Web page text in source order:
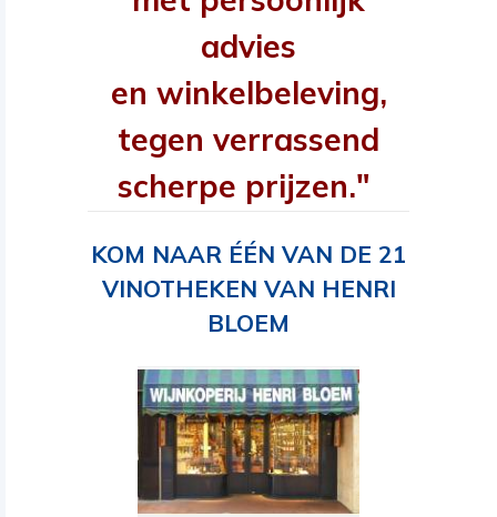
advies
en winkelbeleving,
tegen verrassend
scherpe prijzen."
KOM NAAR ÉÉN VAN DE 21
VINOTHEKEN VAN HENRI
BLOEM